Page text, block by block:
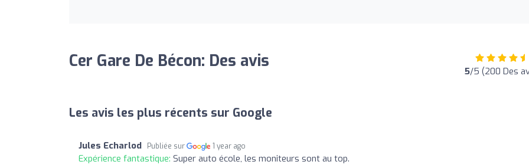
Cer Gare De Bécon: Des avis 5/5 (200 Des
Les avis les plus récents sur Google
Jules Echarlod Publiée sur 1 year ago
Expérience fantastique: Super auto école, les moniteurs sont au top.